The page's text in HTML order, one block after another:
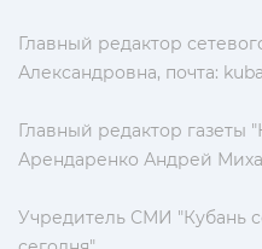
Главный редактор
Александровна, почта:
Главный редактор газеты
Арендаренко Андрей
Учредитель СМИ "Кубань